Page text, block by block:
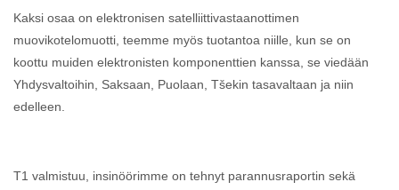
Kaksi osaa on elektronisen satelliittivastaanottimen
muovikotelomuotti, teemme myös tuotantoa niille, kun se on
koottu muiden elektronisten komponenttien kanssa, se viedään
Yhdysvaltoihin, Saksaan, Puolaan, Tšekin tasavaltaan ja niin
edelleen.
T1 valmistuu, insinöörimme on tehnyt parannusraportin sekä